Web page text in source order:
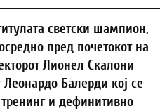
светски шампион,
пред почетокот на
Лионел Скалони
Балерди кој се
и дефинитивно